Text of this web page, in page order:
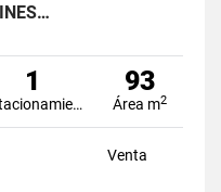
1
Estacionamiento
93
Área m2
Venta